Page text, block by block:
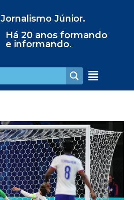
Jornalismo Júnior.
Há 20 anos formando
e informando.